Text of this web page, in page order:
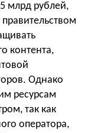
млрд рублей,
контента,
Однако
ресурсам
так как
оператора,